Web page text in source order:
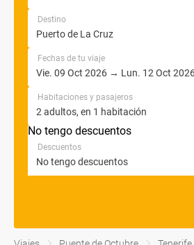
Destino
Fechas de tu viaje
Habitaciones y pasajeros
No tengo descuentos
Descuentos